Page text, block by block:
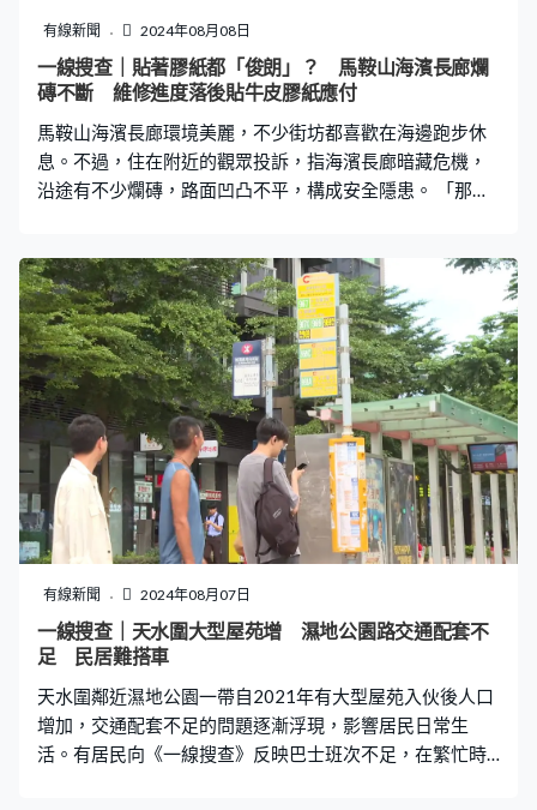
「死念」，擔心發生意外，於是報警求助。有網民更上載
一張圖片，懷疑有警員前往何伯位於屯門的住所調查。事
件引起不少網民討論，有人怒斥兩人浪費警力，亦有人質
戲，擔心何伯的精神健康出問題。
有線新聞 2024年08月08日
一線搜查｜貼著膠紙都「俊朗」？ 馬鞍山海濱長廊爛
磚不斷 維修進度落後貼牛皮膠紙應付
馬鞍山海濱長廊環境美麗，不少街坊都喜歡在海邊跑步休
息。不過，住在附近的觀眾投訴，指海濱長廊暗藏危機，
沿途有不少爛磚，路面凹凸不平，構成安全隱患。 「那些
是凹凹凸凸。」投訴人植先生指出，階磚鬆脫後沒有維
修，街坊不小心就會被絆倒。 植先生曾向公園管理員、
1823熱線，以及康文署反映問題，但總是兜兜轉轉，問題
仍然存在，「當我告訴他們爛磚的位置，不見了階磚，或
是凹凹凸凸，你叫他做這樣，他就只做這個，可否由頭走
到尾一次過處理？你投訴這個地方，他只處理這個地
方。」 馬鞍山海濱長廊全長3.2公里，《一線搜查》到現場
了解情況，發現差不多每200至300米，就見到裂痕或爛
磚，就連一些方便視障人士的引路帶也有損毁；有爛的地
方，就用牛皮膠紙或用雪糕筒蓋著，至於何時會維修，則
沒有貼上告示。不過，其實這些牛皮膠紙也見脫落，令到
地面更為凹凸不平。 沙田區議員朱煥釗表示，他擔任這區
的區議員7年以來，有關的投訴從未間斷，每次向當局反映
都會有跟進，「站在我們社區服務的角度，維修速度怎樣
有線新聞 2024年08月07日
一線搜查｜天水圍大型屋苑增 濕地公園路交通配套不
足 民居難搭車
天水圍鄰近濕地公園一帶自2021年有大型屋苑入伙後人口
增加，交通配套不足的問題逐漸浮現，影響居民日常生
活。有居民向《一線搜查》反映巴士班次不足，在繁忙時